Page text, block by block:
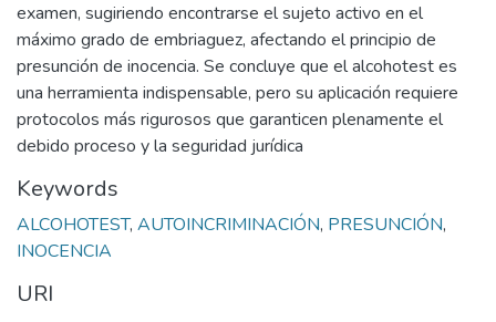
examen, sugiriendo encontrarse el sujeto activo en el
máximo grado de embriaguez, afectando el principio de
presunción de inocencia. Se concluye que el alcohotest es
una herramienta indispensable, pero su aplicación requiere
protocolos más rigurosos que garanticen plenamente el
debido proceso y la seguridad jurídica
Keywords
ALCOHOTEST, AUTOINCRIMINACIÓN, PRESUNCIÓN,
INOCENCIA
URI